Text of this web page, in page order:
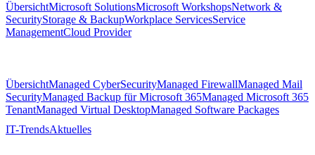
ÜbersichtMicrosoft SolutionsMicrosoft WorkshopsNetwork &
SecurityStorage & BackupWorkplace ServicesService
ManagementCloud Provider
ÜbersichtManaged CyberSecurityManaged FirewallManaged Mail
SecurityManaged Backup für Microsoft 365Managed Microsoft 365
TenantManaged Virtual DesktopManaged Software Packages
IT-TrendsAktuelles